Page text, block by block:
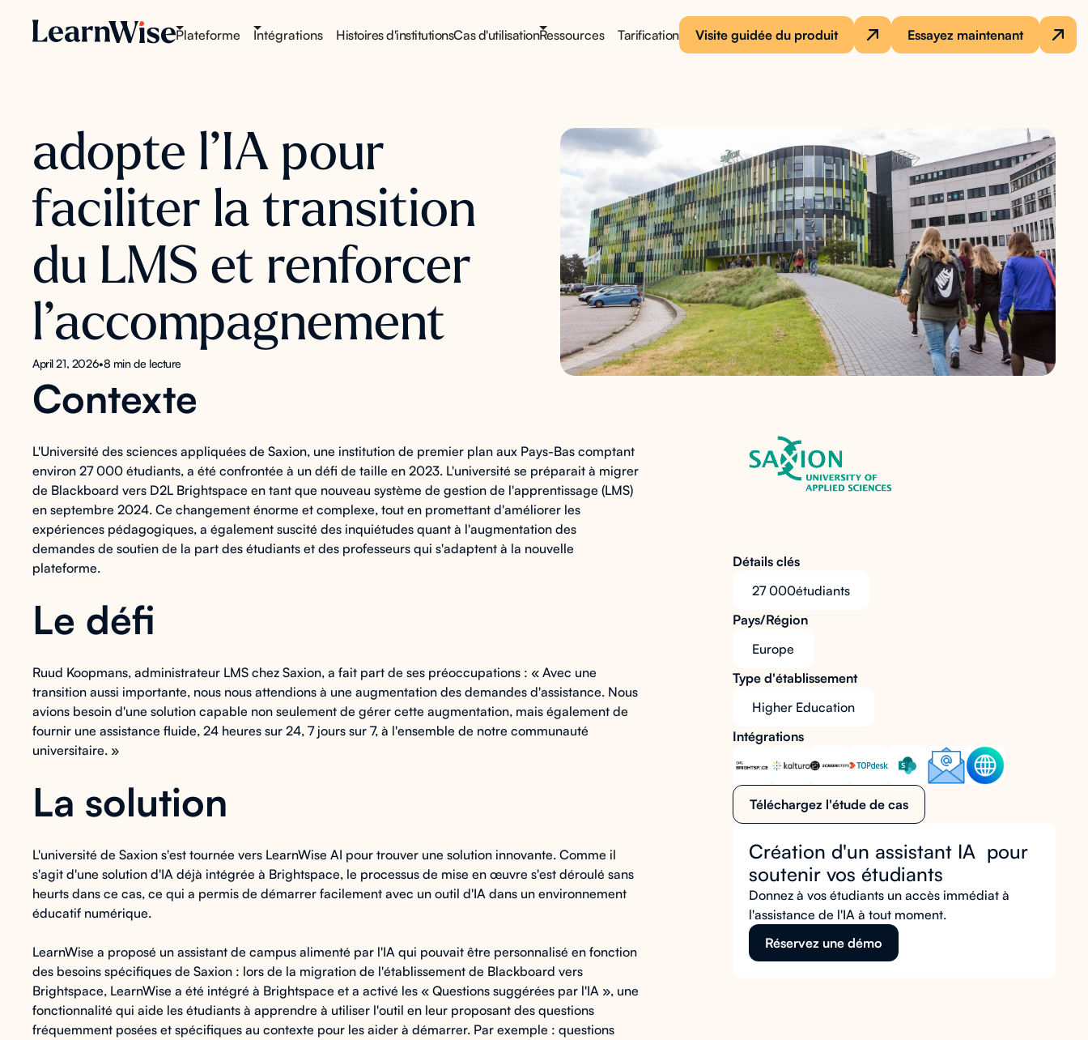
Plateforme Intégrations Histoires d'institutionsCas d'utilisationRessources Tarification Visite guidée du produit Essayez maintenant
adopte l’IA pour
faciliter la transition
du LMS et renforcer
l’accompagnement
April 21, 2026•8 min de lecture
Contexte
L'Université des sciences appliquées de Saxion, une institution de premier plan aux Pays-Bas comptant
environ 27 000 étudiants, a été confrontée à un défi de taille en 2023. L'université se préparait à migrer
de Blackboard vers D2L Brightspace en tant que nouveau système de gestion de l'apprentissage (LMS)
en septembre 2024. Ce changement énorme et complexe, tout en promettant d'améliorer les
expériences pédagogiques, a également suscité des inquiétudes quant à l'augmentation des
demandes de soutien de la part des étudiants et des professeurs qui s'adaptent à la nouvelle
plateforme.
Le défi
Ruud Koopmans, administrateur LMS chez Saxion, a fait part de ses préoccupations : « Avec une
transition aussi importante, nous nous attendions à une augmentation des demandes d'assistance. Nous
avions besoin d'une solution capable non seulement de gérer cette augmentation, mais également de
fournir une assistance fluide, 24 heures sur 24, 7 jours sur 7, à l'ensemble de notre communauté
universitaire. »
La solution
L'université de Saxion s'est tournée vers LearnWise AI pour trouver une solution innovante. Comme il
s'agit d'une solution d'IA déjà intégrée à Brightspace, le processus de mise en œuvre s'est déroulé sans
heurts dans ce cas, ce qui a permis de démarrer facilement avec un outil d'IA dans un environnement
éducatif numérique.
LearnWise a proposé un assistant de campus alimenté par l'IA qui pouvait être personnalisé en fonction
des besoins spécifiques de Saxion : lors de la migration de l'établissement de Blackboard vers
Brightspace, LearnWise a été intégré à Brightspace et a activé les « Questions suggérées par l'IA », une
fonctionnalité qui aide les étudiants à apprendre à utiliser l'outil en leur proposant des questions
fréquemment posées et spécifiques au contexte pour les aider à démarrer. Par exemple : questions
Détails clés
27 000étudiants
Pays/Région
Europe
Type d'établissement
Higher Education
Intégrations
Téléchargez l'étude de cas
Création d'un assistant IA pour
soutenir vos étudiants
Donnez à vos étudiants un accès immédiat à
l'assistance de l'IA à tout moment.
Réservez une démo